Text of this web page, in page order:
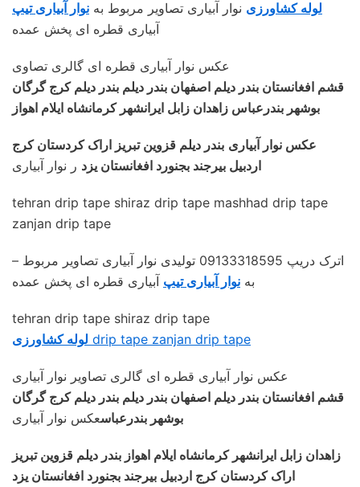
لوله کشاورزی نوار آبیاری تصاویر مربوط به نوار آبیاری تیپ
آبیاری قطره ای پخش عمده
عکس نوار آبیاری قطره ای گالری تصاوی
قشم افغانستان بندر دیلم اصفهان بندر دیلم بندر دیلم کرج گرگان
بوشهر بندرعباس زاهدان زابل ایرانشهر کرمانشاه ایلام اهواز
عکس نوار آبیاری بندر دیلم قزوین تبریز اراک کردستان کرج
اردبیل بیرجند بجنورد افغانستان یزد ر نوار آبیاری
tehran drip tape shiraz drip tape mashhad drip tape
zanjan drip tape
– اترک دریپ 09133318595 تولیدی نوار آبیاری تصاویر مربوط
به نوار آبیاری تیپ آبیاری قطره ای پخش عمده
tehran drip tape shiraz drip tape
لوله کشاورزی drip tape zanjan drip tape
عکس نوار آبیاری قطره ای گالری تصاویر نوار آبیاری
قشم افغانستان بندر دیلم اصفهان بندر دیلم بندر دیلم کرج گرگان
بوشهر بندرعباسعکس نوار آبیاری
زاهدان زابل ایرانشهر کرمانشاه ایلام اهواز بندر دیلم قزوین تبریز
اراک کردستان کرج اردبیل بیرجند بجنورد افغانستان یزد